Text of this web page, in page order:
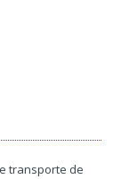
transporte de